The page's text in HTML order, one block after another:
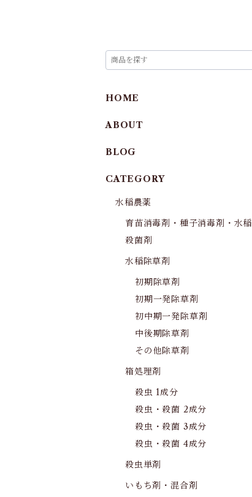
HOME
ABOUT
BLOG
CATEGORY
水稲農薬
育苗消毒剤・種子消毒剤・水稲
殺菌剤
水稲除草剤
初期除草剤
初期一発除草剤
初中期一発除草剤
中後期除草剤
その他除草剤
箱処理剤
殺虫 1成分
殺虫・殺菌 2成分
殺虫・殺菌 3成分
殺虫・殺菌 4成分
殺虫単剤
いもち剤・混合剤